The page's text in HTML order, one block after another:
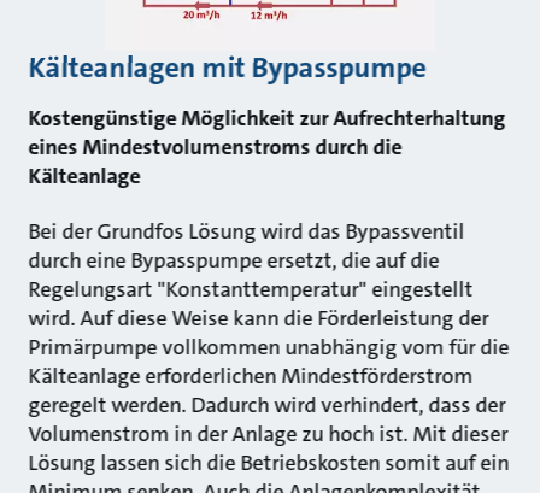
Kälteanlagen mit Bypasspumpe
Kostengünstige Möglichkeit zur Aufrechterhaltung
eines Mindestvolumenstroms durch die
Kälteanlage
Bei der Grundfos Lösung wird das Bypassventil
durch eine Bypasspumpe ersetzt, die auf die
Regelungsart "Konstanttemperatur" eingestellt
wird. Auf diese Weise kann die Förderleistung der
Primärpumpe vollkommen unabhängig vom für die
Kälteanlage erforderlichen Mindestförderstrom
geregelt werden. Dadurch wird verhindert, dass der
Volumenstrom in der Anlage zu hoch ist. Mit dieser
Lösung lassen sich die Betriebskosten somit auf ein